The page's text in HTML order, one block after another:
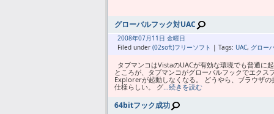
グローバルフック対UAC
2008年07月 11日 金曜日
Filed under (02soft)フリーソフト | Tags: UAC, グロー
タブマンコはVistaのUACが有効な環境でも普通に
ところが、タブマンコがグローバルフックでエク
Explorerが起動しなくなる。 どうやら、ブラウザ
仕様らしい。 グ…続きを読む
64bitフック成功